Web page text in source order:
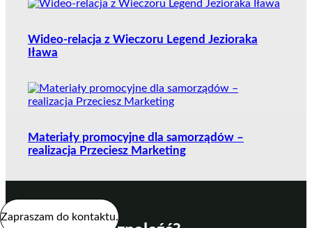
Wideo-relacja z Wieczoru Legend Jezioraka
Iława
Materiały promocyjne dla samorządów –
realizacja Przeciesz Marketing
Zapraszam do kontaktu.